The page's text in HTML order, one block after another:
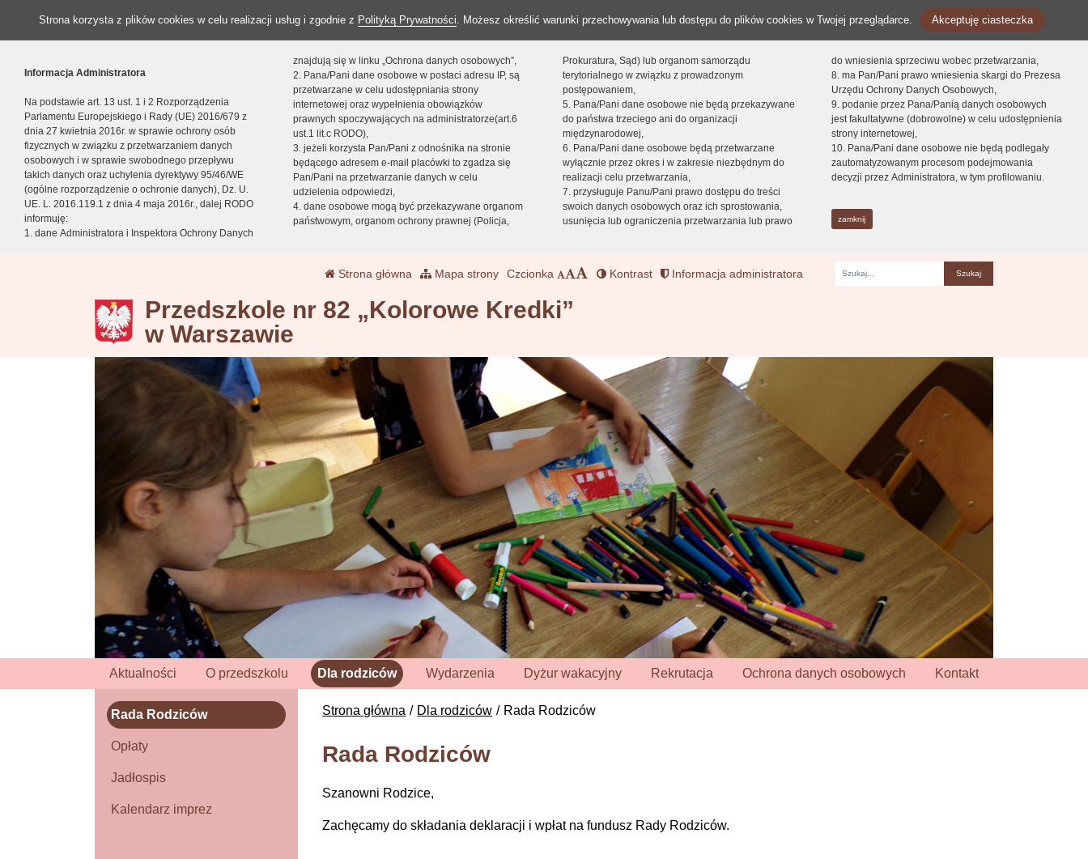
Strona korzysta z plików cookies w celu realizacji usług i zgodnie z Polityką Prywatności. Możesz określić warunki przechowywania lub dostępu do plików cookies w Twojej przeglądarce. Akceptuję ciasteczka
Informacja Administratora
Na podstawie art. 13 ust. 1 i 2 Rozporządzenia
Parlamentu Europejskiego i Rady (UE) 2016/679 z
dnia 27 kwietnia 2016r. w sprawie ochrony osób
fizycznych w związku z przetwarzaniem danych
osobowych i w sprawie swobodnego przepływu
takich danych oraz uchylenia dyrektywy 95/46/WE
(ogólne rozporządzenie o ochronie danych), Dz. U.
UE. L. 2016.119.1 z dnia 4 maja 2016r., dalej RODO
informuję:
1. dane Administratora i Inspektora Ochrony Danych
znajdują się w linku „Ochrona danych osobowych”,
2. Pana/Pani dane osobowe w postaci adresu IP, są
przetwarzane w celu udostępniania strony
internetowej oraz wypełnienia obowiązków
prawnych spoczywających na administratorze(art.6
ust.1 lit.c RODO),
3. jeżeli korzysta Pan/Pani z odnośnika na stronie
będącego adresem e-mail placówki to zgadza się
Pan/Pani na przetwarzanie danych w celu
udzielenia odpowiedzi,
4. dane osobowe mogą być przekazywane organom
państwowym, organom ochrony prawnej (Policja,
Prokuratura, Sąd) lub organom samorządu
terytorialnego w związku z prowadzonym
postępowaniem,
5. Pana/Pani dane osobowe nie będą przekazywane
do państwa trzeciego ani do organizacji
międzynarodowej,
6. Pana/Pani dane osobowe będą przetwarzane
wyłącznie przez okres i w zakresie niezbędnym do
realizacji celu przetwarzania,
7. przysługuje Panu/Pani prawo dostępu do treści
swoich danych osobowych oraz ich sprostowania,
usunięcia lub ograniczenia przetwarzania lub prawo
do wniesienia sprzeciwu wobec przetwarzania,
8. ma Pan/Pani prawo wniesienia skargi do Prezesa
Urzędu Ochrony Danych Osobowych,
9. podanie przez Pana/Panią danych osobowych
jest fakultatywne (dobrowolne) w celu udostępnienia
strony internetowej,
10. Pana/Pani dane osobowe nie będą podlegały
zautomatyzowanym procesom podejmowania
decyzji przez Administratora, w tym profilowaniu.
zamknij
Strona główna Mapa strony Czcionka Kontrast Informacja administratora
Przedszkole nr 82 „Kolorowe Kredki”
w Warszawie
Aktualności O przedszkolu Dla rodziców Wydarzenia Dyżur wakacyjny Rekrutacja Ochrona danych osobowych Kontakt
Strona główna Dla rodziców Rada Rodziców
Rada Rodziców
Szanowni Rodzice,
Zachęcamy do składania deklaracji i wpłat na fundusz Rady Rodziców.
Rada Rodziców
Opłaty
Jadłospis
Kalendarz imprez